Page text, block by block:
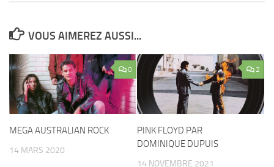
VOUS AIMEREZ AUSSI...
0
MEGA AUSTRALIAN ROCK
14 MARS 2020
2
PINK FLOYD PAR
DOMINIQUE DUPUIS
14 NOVEMBRE 2021